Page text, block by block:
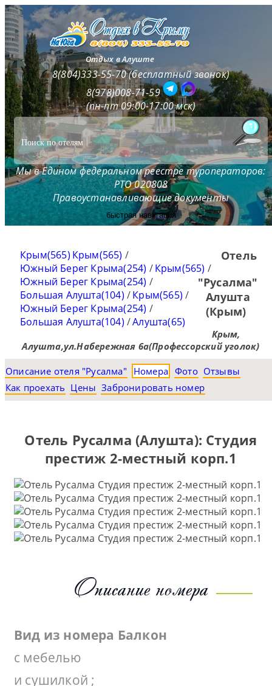
Отдых в Алуште
8(804)333-55-70 (бесплатный звонок)
8(978)008-71-59
(пн-пт 09:00-17:00 мск)
Мы в Едином федеральном реестре туроператоров:
РТО 020808
Правоустанавливающие документы
быстрая навигация
Крым(565) Крым(565) /
Южный Берег Крыма(254) /Крым(565) /
Южный Берег Крыма(254) /
Большая Алушта(104) /Крым(565) /
Южный Берег Крыма(254) /
Большая Алушта(104) /Алушта(65)
Отель
"Русалма"
Алушта
(Крым)
Крым,
Алушта,ул.Набережная 6а(Профессорский уголок)
Описание отеля "Русалма" Номера Фото Отзывы
Как проехать Цены Забронировать номер
Отель Русалма (Алушта): Студия
престиж 2-местный корп.1
Описание номера
Вид из номера Балкон
с мебелью
и сушилкой ;